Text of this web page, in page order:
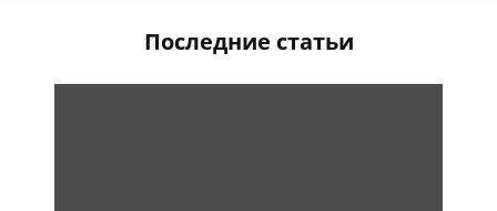
Последние статьи